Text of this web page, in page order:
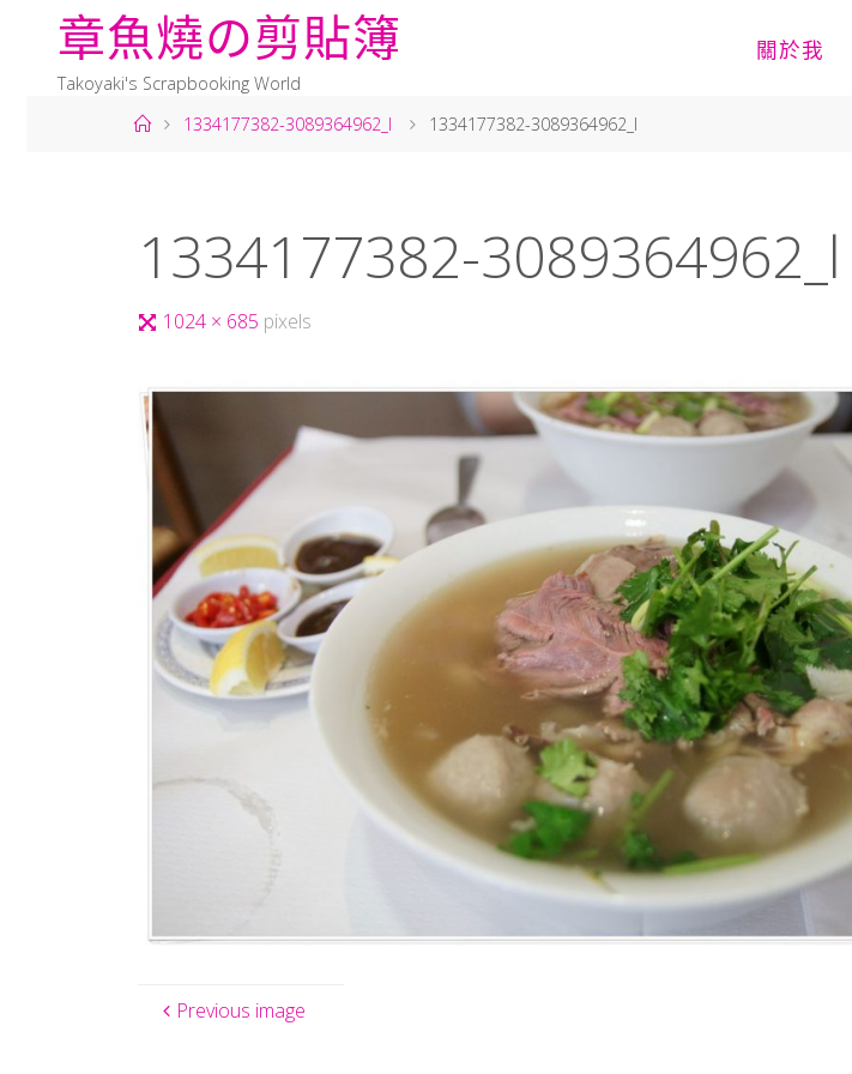
章魚燒の剪貼簿
Takoyaki's Scrapbooking World
關於我
1334177382-3089364962_l 1334177382-3089364962_l
1334177382-3089364962_l
1024 × 685 pixels
Previous image